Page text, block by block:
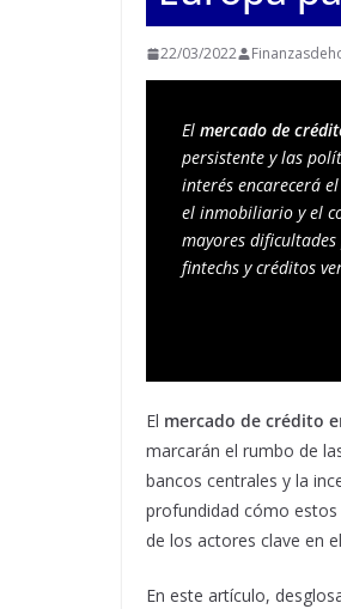
22/03/2022
El mercado de
persistente y las
interés encarecerá
el inmobiliario y el
mayores
fintechs y créditos
El mercado de crédito
marcarán el rumbo de
bancos centrales y la
profundidad cómo
de los actores clave en
En este artículo,